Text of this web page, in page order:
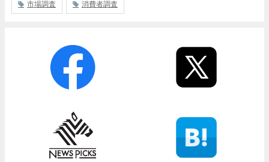
市場調査 消費者調査